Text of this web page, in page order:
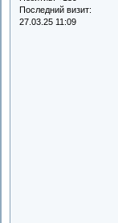
Последний визит:
27.03.25 11:09